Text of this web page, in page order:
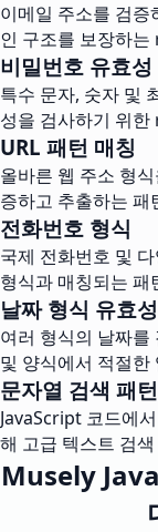
이메일 주소를 검증
인 구조를 보장하
비밀번호 유효성
특수 문자, 숫자 및
성을 검사하기 위
URL 패턴 매칭
올바른 웹 주소 형
증하고 추출하는 패
전화번호 형식
국제 전화번호 및
형식과 매칭되는 패
날짜 형식 유효
여러 형식의 날짜
및 양식에서 적절한
문자열 검색 패턴
JavaScript 코드에
해 고급 텍스트 검
Musely